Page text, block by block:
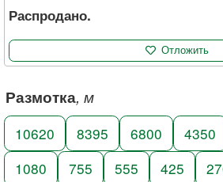
Размотка, м
10620 8395 6800 4350
1080
755 555 425
Распродано.
Отложить